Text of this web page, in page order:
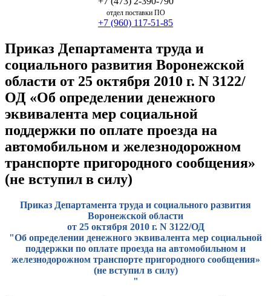
отдел поставки ПО
+7 (960) 117-51-85
Приказ Департамента труда и
социального развития Воронежской
области от 25 октября 2010 г. N 3122/
ОД «Об определении денежного
эквивалента мер социальной
поддержки по оплате проезда на
автомобильном и железнодорожном
транспорте пригородного сообщения»
(не вступил в силу)
Приказ Департамента труда и социального развития
Воронежской области
от 25 октября 2010 г. N 3122/ОД
"Об определении денежного эквивалента мер социальной
поддержки по оплате проезда на автомобильном и
железнодорожном транспорте пригородного сообщения»
(не вступил в силу)
"